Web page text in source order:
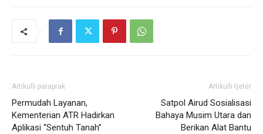
Artikulli paraprak
Permudah Layanan,
Kementerian ATR Hadirkan
Aplikasi “Sentuh Tanah”
Artikulli tjetër
Satpol Airud Sosialisasi
Bahaya Musim Utara dan
Berikan Alat Bantu